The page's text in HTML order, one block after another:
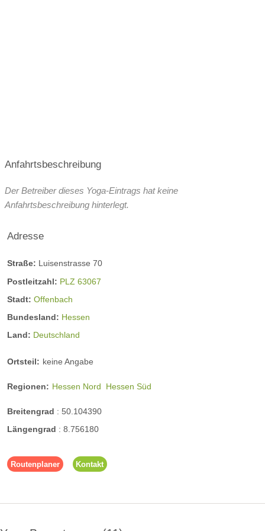
Anfahrtsbeschreibung
Der Betreiber dieses Yoga-Eintrags hat keine
Anfahrtsbeschreibung hinterlegt.
Adresse
Straße: Luisenstrasse 70
Postleitzahl: PLZ 63067
Stadt: Offenbach
Bundesland: Hessen
Land: Deutschland
Ortsteil: keine Angabe
Regionen: Hessen Nord Hessen Süd
Breitengrad : 50.104390
Längengrad : 8.756180
Routenplaner Kontakt